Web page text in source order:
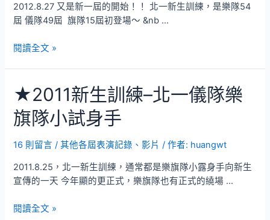
訓
練
演
2012.8.27 又是新一屆的開始！！ 北一新生訓練，是樂隊54
屆 儀隊49屆 旗隊15屆初登場～ &nb …
★2012
生
訓
練
表
演
片
影
皆
閱讀全文 »
★2011新生訓練–北一儀隊樂
旗隊小試身手
16 則留言 /其他各屆表演記錄、影片 / 作者: huangwt
2011.8.25，北一新生訓練，通常都是樂旗隊小露身手向新生
宣傳的一天 今年顯的更正式，樂旗隊也有正式的繞場 …
★2011
閱讀全文 »